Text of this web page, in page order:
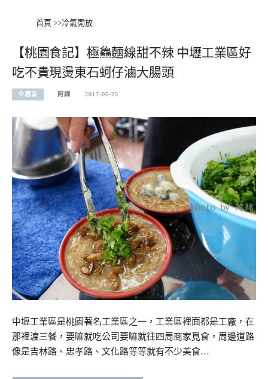
首頁 >>冷氣開放
【桃園食記】極鱻麵線甜不辣 中壢工業區好
吃不貴現燙東石蚵仔滷大腸頭
中壢區 阿綿 2017-06-25
中壢工業區是桃園著名工業區之一，工業區裡面都是工廠，在
那裡渡三餐，要嘛就吃公司要嘛就往四周商家覓食，周邊道路
像是吉林路、忠孝路、文化路等等就有不少美食…